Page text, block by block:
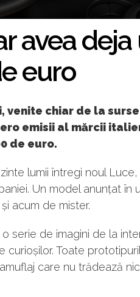
avea deja
euro
chiar de la
emisii al mărcii
de euro.
lumii întregi noul Luce,
Un model anunțat în
acum de mister.
serie de imagini de la
curioșilor. Toate
care nu trădează